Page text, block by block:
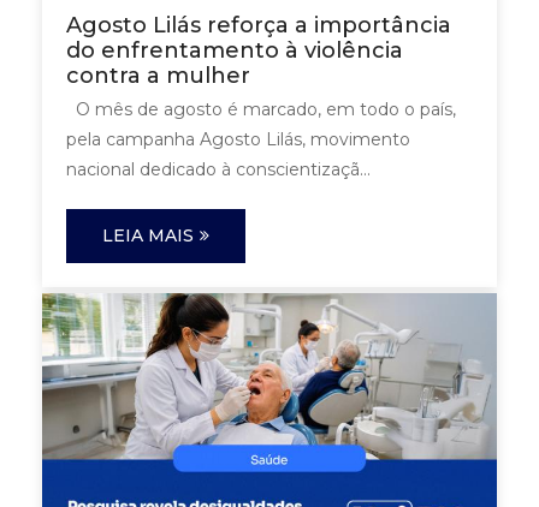
Agosto Lilás reforça a importância
do enfrentamento à violência
contra a mulher
O mês de agosto é marcado, em todo o país,
pela campanha Agosto Lilás, movimento
nacional dedicado à conscientizaçã...
LEIA MAIS